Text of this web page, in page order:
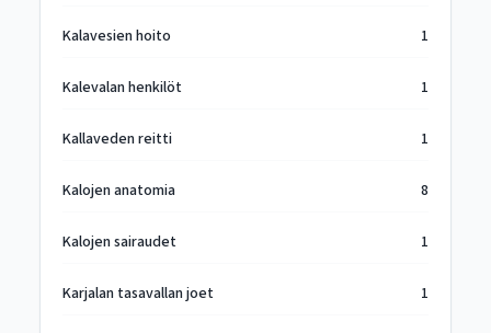
Kalavesien hoito 1
Kalevalan henkilöt 1
Kallaveden reitti 1
Kalojen anatomia 8
Kalojen sairaudet 1
Karjalan tasavallan joet 1